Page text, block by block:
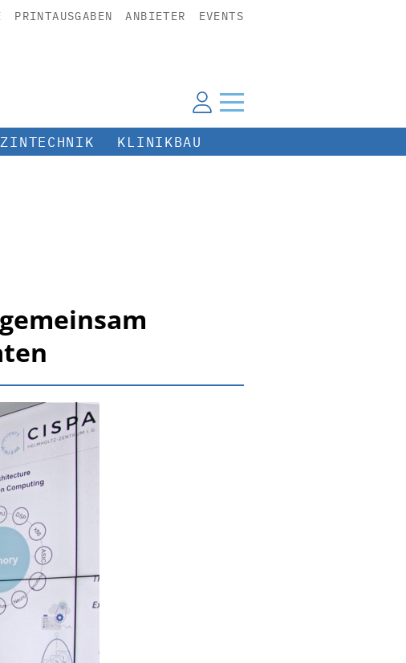
PRINTAUSGABEN ANBIETER EVENTS
KLINIKBAU